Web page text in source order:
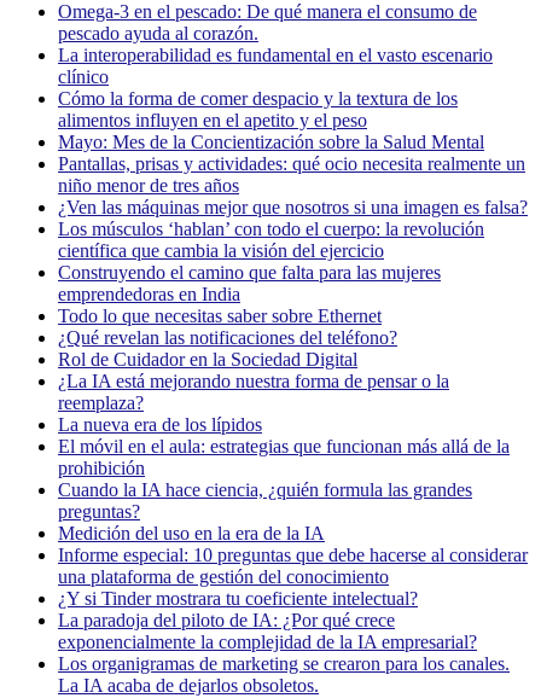
Omega-3 en el pescado: De qué manera el consumo de
pescado ayuda al corazón.
La interoperabilidad es fundamental en el vasto escenario
clínico
Cómo la forma de comer despacio y la textura de los
alimentos influyen en el apetito y el peso
Mayo: Mes de la Concientización sobre la Salud Mental
Pantallas, prisas y actividades: qué ocio necesita realmente un
niño menor de tres años
¿Ven las máquinas mejor que nosotros si una imagen es falsa?
Los músculos ‘hablan’ con todo el cuerpo: la revolución
científica que cambia la visión del ejercicio
Construyendo el camino que falta para las mujeres
emprendedoras en India
Todo lo que necesitas saber sobre Ethernet
¿Qué revelan las notificaciones del teléfono?
Rol de Cuidador en la Sociedad Digital
¿La IA está mejorando nuestra forma de pensar o la
reemplaza?
La nueva era de los lípidos
El móvil en el aula: estrategias que funcionan más allá de la
prohibición
Cuando la IA hace ciencia, ¿quién formula las grandes
preguntas?
Medición del uso en la era de la IA
Informe especial: 10 preguntas que debe hacerse al considerar
una plataforma de gestión del conocimiento
¿Y si Tinder mostrara tu coeficiente intelectual?
La paradoja del piloto de IA: ¿Por qué crece
exponencialmente la complejidad de la IA empresarial?
Los organigramas de marketing se crearon para los canales.
La IA acaba de dejarlos obsoletos.